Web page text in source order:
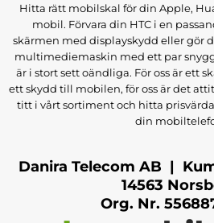
Hitta rätt mobilskal för din Apple,
mobil. Förvara din HTC i en
skärmen med displayskydd eller gör
multimediemaskin med ett par
är i stort sett oändliga. För oss är ett
ett skydd till mobilen, för oss är det
titt i vårt sortiment och hitta
din
Danira Telecom AB |
14563
Org. Nr.